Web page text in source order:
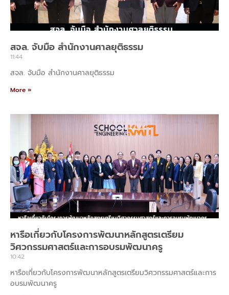
สจล. จับมือ สํานักงานศาลยุติธรรม
11:44
สจล. จับมือ สํานักงานศาลยุติธรรม
More »
หารือเกี่ยวกับโครงการพัฒนาหลักสูตรเตรียม
วิศวกรรมศาสตร์และการอบรมพัฒนาครู
10:42
หารือเกี่ยวกับโครงการพัฒนาหลักสูตรเตรียมวิศวกรรมศาสตร์และการ
อบรมพัฒนาครู